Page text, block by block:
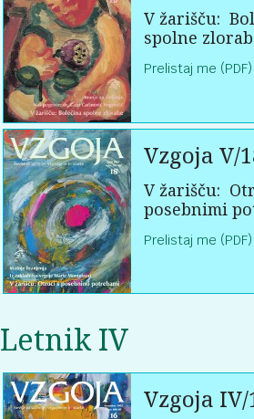
V žarišču:
spolne
Prelistaj me (PDF)
Vzgoja V/
V žarišču:
posebnimi
Prelistaj me (PDF)
Letnik IV
Vzgoja IV/